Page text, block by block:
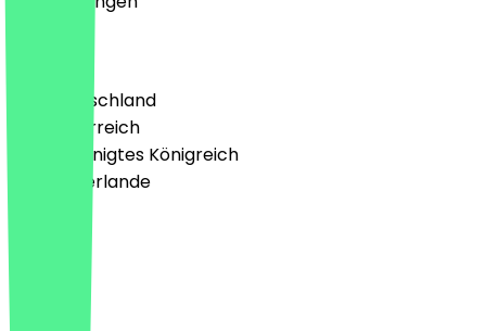
🇩🇪 Deutschland
🇦🇹 Österreich
🇬🇧 Vereinigtes Königreich
🇳🇱 Niederlande
Deutsch
English